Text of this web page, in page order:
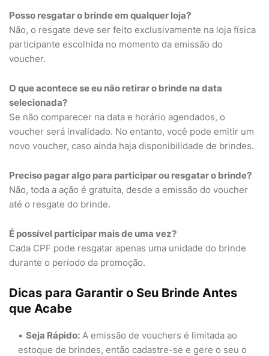
Posso resgatar o brinde em qualquer loja?
Não, o resgate deve ser feito exclusivamente na loja física
participante escolhida no momento da emissão do
voucher.
O que acontece se eu não retirar o brinde na data
selecionada?
Se não comparecer na data e horário agendados, o
voucher será invalidado. No entanto, você pode emitir um
novo voucher, caso ainda haja disponibilidade de brindes.
Preciso pagar algo para participar ou resgatar o brinde?
Não, toda a ação é gratuita, desde a emissão do voucher
até o resgate do brinde.
É possível participar mais de uma vez?
Cada CPF pode resgatar apenas uma unidade do brinde
durante o período da promoção.
Dicas para Garantir o Seu Brinde Antes
que Acabe
Seja Rápido: A emissão de vouchers é limitada ao
estoque de brindes, então cadastre-se e gere o seu o